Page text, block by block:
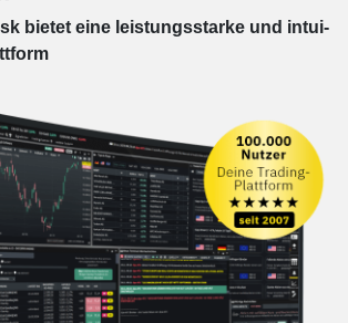
bie­tet eine leis­tungs­star­ke und in­tui­